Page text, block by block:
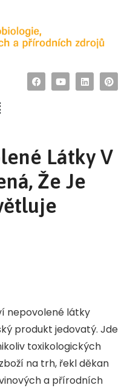
Látky V
Že Je
nepovolené látky
produkt jedovatý. Jde
toxikologických
na trh, řekl děkan
a přírodních